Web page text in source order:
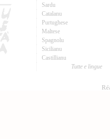
Sardu
Catalanu
Purtughese
Maltese
Spagnolu
Sicilianu
Castillianu
Tutte e lingue